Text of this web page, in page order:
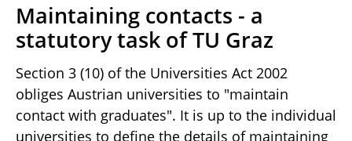
Maintaining contacts - a
statutory task of TU Graz
Section 3 (10) of the Universities Act 2002
obliges Austrian universities to "maintain
contact with graduates". It is up to the individual
universities to define the details of maintaining